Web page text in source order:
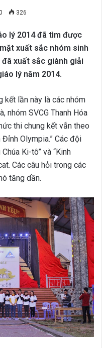
326
lý 2014 đã tìm được
xuất sắc nhóm sinh
xuất sắc giành giải
lý năm 2014.
kết lần này là các nhóm
nhóm SVCG Thanh Hóa
thi chung kết vẫn theo
Olympia.” Các đội
Ki-tô” và “Kinh
Các câu hỏi trong các
tăng dần.